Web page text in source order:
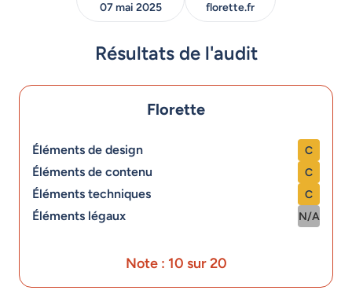
07 mai 2025
florette.fr
Résultats de l'audit
Florette
Éléments de design C
Éléments de contenu C
Éléments techniques C
Éléments légaux N/A
Note : 10 sur 20